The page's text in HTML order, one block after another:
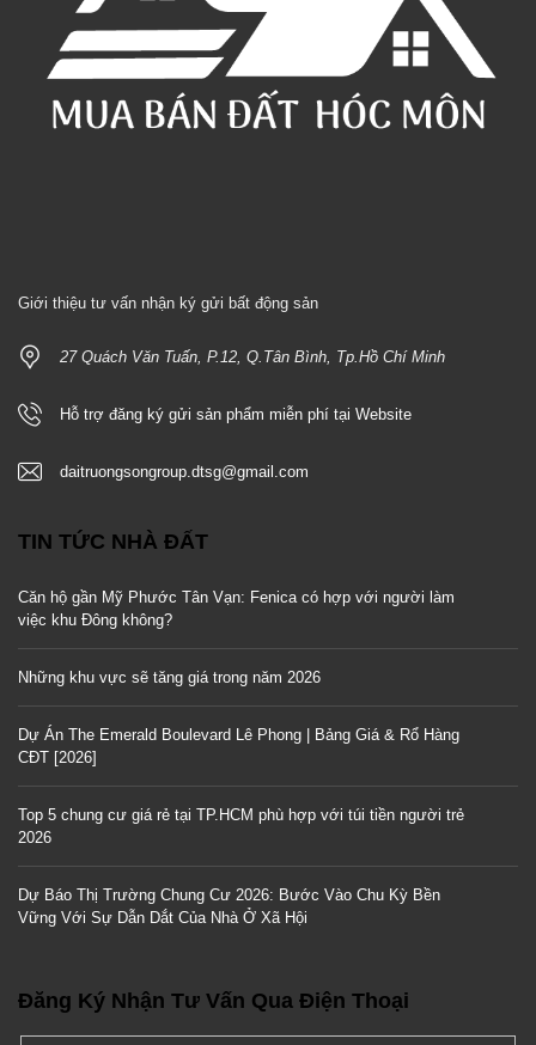
Giới thiệu tư vấn nhận ký gửi bất động sản
27 Quách Văn Tuấn, P.12, Q.Tân Bình, Tp.Hồ Chí Minh
Hỗ trợ đăng ký gửi sản phẩm miễn phí tại Website
daitruongsongroup.dtsg@gmail.com
TIN TỨC NHÀ ĐẤT
Căn hộ gần Mỹ Phước Tân Vạn: Fenica có hợp với người làm
việc khu Đông không?
Những khu vực sẽ tăng giá trong năm 2026
Dự Án The Emerald Boulevard Lê Phong | Bảng Giá & Rổ Hàng
CĐT [2026]
Top 5 chung cư giá rẻ tại TP.HCM phù hợp với túi tiền người trẻ
2026
Dự Báo Thị Trường Chung Cư 2026: Bước Vào Chu Kỳ Bền
Vững Với Sự Dẫn Dắt Của Nhà Ở Xã Hội
Đăng Ký Nhận Tư Vấn Qua Điện Thoại